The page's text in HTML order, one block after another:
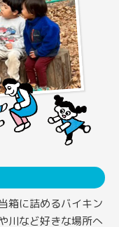
箱に詰めるバイキン
川など好きな場所へ